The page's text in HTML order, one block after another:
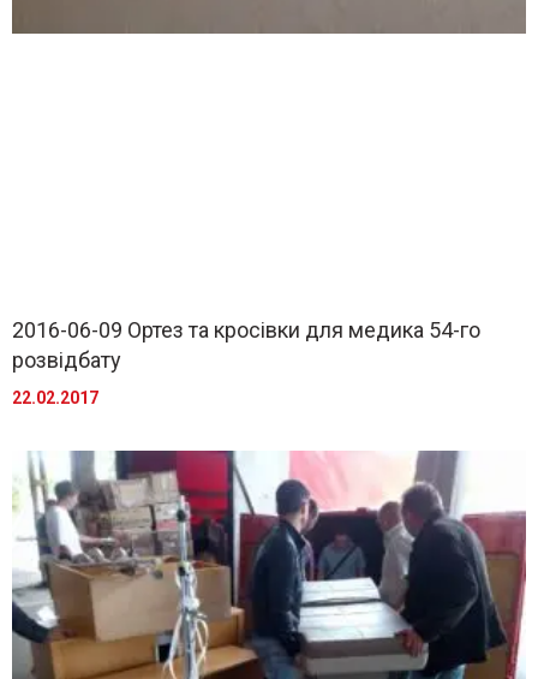
2016-06-09 Ортез та кросівки для медика 54-го
розвідбату
22.02.2017